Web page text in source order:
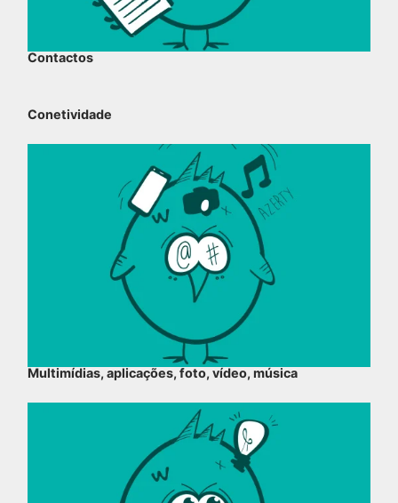
Contactos
Conetividade
Multimídias, aplicações, foto, vídeo, música